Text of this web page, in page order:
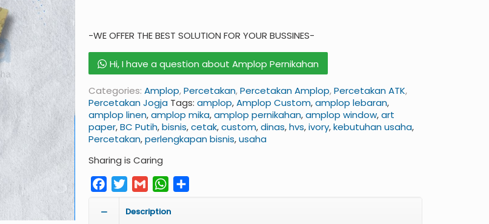
-WE OFFER THE BEST SOLUTION FOR YOUR BUSSINES-
Hi, I have a question about Amplop Pernikahan
Categories:Amplop,Percetakan,Percetakan Amplop,Percetakan ATK,
Percetakan Jogja Tags:amplop,Amplop Custom,amplop lebaran,
amplop linen,amplop mika,amplop pernikahan,amplop window,art
paper,BC Putih,bisnis,cetak,custom,dinas,hvs,ivory,kebutuhan usaha,
Percetakan,perlengkapan bisnis,usaha
Sharing is Caring
FacebookTwitterGmail WhatsApp
Description